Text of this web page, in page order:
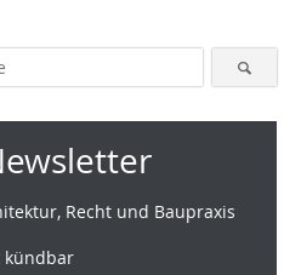
Recht und Baupraxis
kündbar